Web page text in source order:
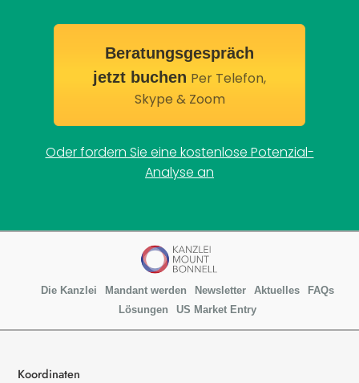
Beratungsgespräch
jetzt buchen Per Telefon,
Skype & Zoom
Oder fordern Sie eine kostenlose Potenzial-
Analyse an
Die Kanzlei Mandant werden Newsletter Aktuelles
FAQs
Lösungen
US Market Entry
Koordinaten